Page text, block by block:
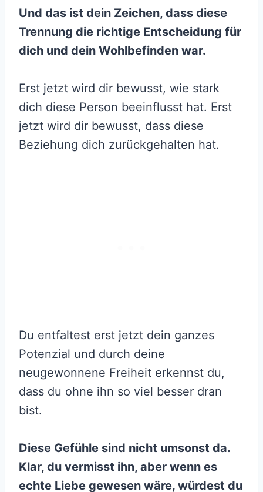
Und das ist dein Zeichen, dass diese
Trennung die richtige Entscheidung für
dich und dein Wohlbefinden war.
Erst jetzt wird dir bewusst, wie stark
dich diese Person beeinflusst hat. Erst
jetzt wird dir bewusst, dass diese
Beziehung dich zurückgehalten hat.
Du entfaltest erst jetzt dein ganzes
Potenzial und durch deine
neugewonnene Freiheit erkennst du,
dass du ohne ihn so viel besser dran
bist.
Diese Gefühle sind nicht umsonst da.
Klar, du vermisst ihn, aber wenn es
echte Liebe gewesen wäre, würdest du